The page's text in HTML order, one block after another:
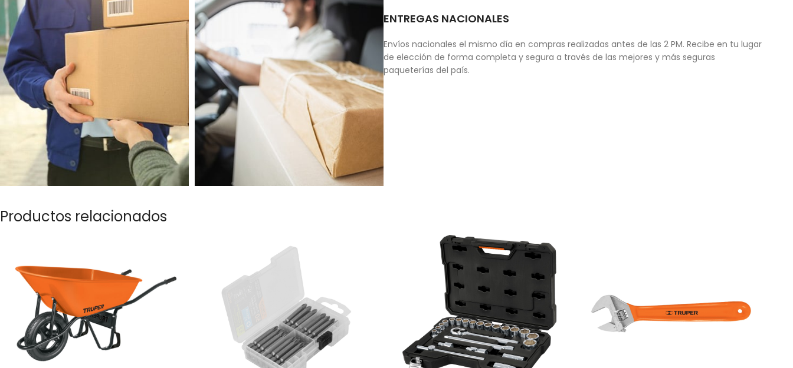
ENTREGAS NACIONALES
Envíos nacionales el mismo día en compras realizadas antes de las 2 PM. Recibe en tu lugar
de elección de forma completa y segura a través de las mejores y más seguras
paqueterías del país.
Productos relacionados